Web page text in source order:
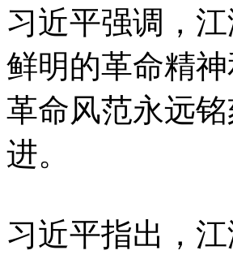
习近平强调，
鲜明的革命精
革命风范永远
进。
习近平指出，